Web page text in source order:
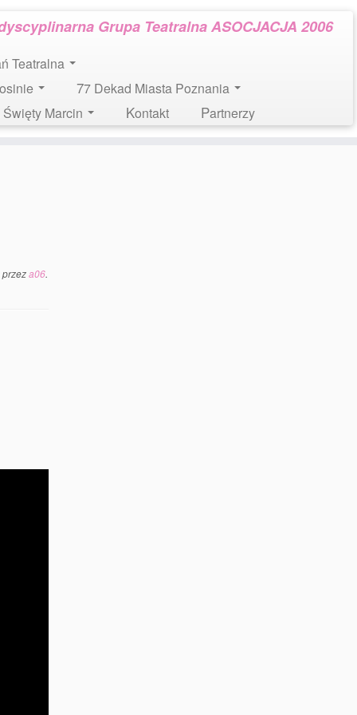
Grupa Teatralna ASOCJACJA 2006
Teatralna
77 Dekad Miasta Poznania
Święty Marcin Kontakt Partnerzy
przeza06.